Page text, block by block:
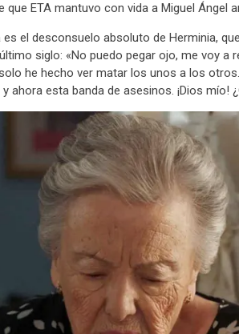
ETA mantuvo con vida a Miguel Ángel
el desconsuelo absoluto de Herminia,
siglo: «No puedo pegar ojo, me voy a
he hecho ver matar los unos a los
ahora esta banda de asesinos. ¡Dios mío!